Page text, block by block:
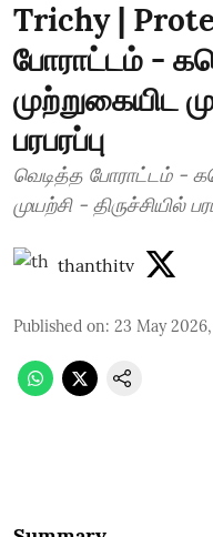
Trichy |
போராட்டம் -
முற்றுகையிட
பரபரப்பு
வெடித்த போராட்டம் -
முயற்சி - திருச்சியில்
thanthitv
Published on: 23 May 2026,